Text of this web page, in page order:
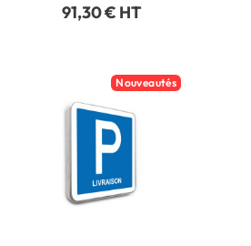
91,30 € HT
Nouveautés